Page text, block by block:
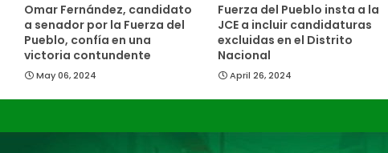
Omar Fernández, candidato
a senador por la Fuerza del
Pueblo, confía en una
victoria contundente
May 06, 2024
Fuerza del Pueblo insta a la
JCE a incluir candidaturas
excluidas en el Distrito
Nacional
April 26, 2024